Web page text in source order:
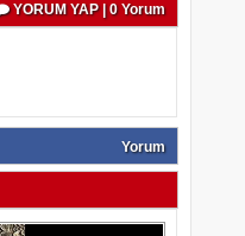
YORUM YAP | 0 Yorum
Yorum